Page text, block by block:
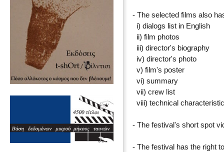
- The selected films also
i) dialogs list in English
ii) film photos
iii) director's biography
iv) director's photo
v) film's poster
vi) summary
vii) crew list
viii) technical
- The festival's short spot
- The festival has the right